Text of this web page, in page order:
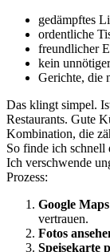
gedämpftes
ordentliche
freundlicher
kein
Gerichte, die
Das klingt simpel.
Restaurants. Gute
Kombination, die
So finde ich schnell
Ich verschwende
Prozess:
Google
vertrauen.
Fotos
Speisekarte